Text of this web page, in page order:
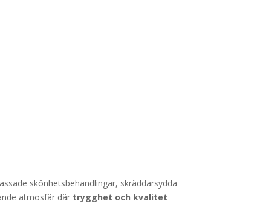
skönhetsbehandlingar, skräddarsydda
atmosfär där trygghet och kvalitet